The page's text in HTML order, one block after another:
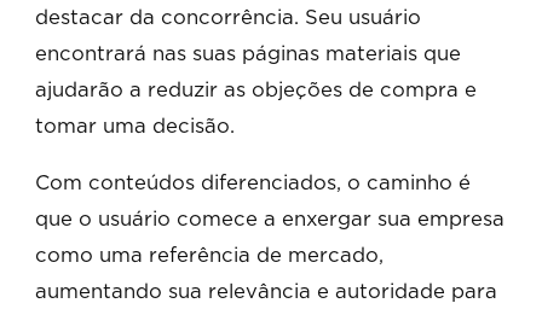
destacar da concorrência. Seu usuário
encontrará nas suas páginas materiais que
ajudarão a reduzir as objeções de compra e
tomar uma decisão.
Com conteúdos diferenciados, o caminho é
que o usuário comece a enxergar sua empresa
como uma referência de mercado,
aumentando sua relevância e autoridade para